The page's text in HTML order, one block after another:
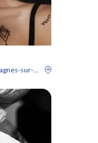
Cagnes-sur-Mer